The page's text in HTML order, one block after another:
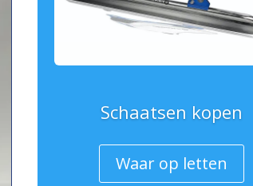
Schaatsen kopen
Waar op letten